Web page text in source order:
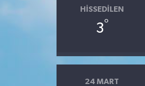
HISSEDILEN
3°
24 MART